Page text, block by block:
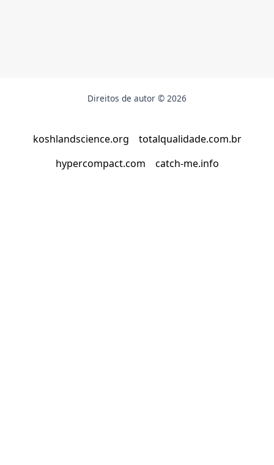
Direitos de autor © 2026
koshlandscience.org
totalqualidade.com.br
hypercompact.com
catch-me.info